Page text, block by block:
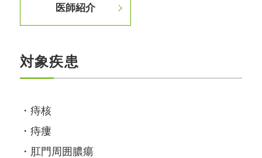
医師紹介
対象疾患
痔核
痔瘻
肛門周囲膿瘍